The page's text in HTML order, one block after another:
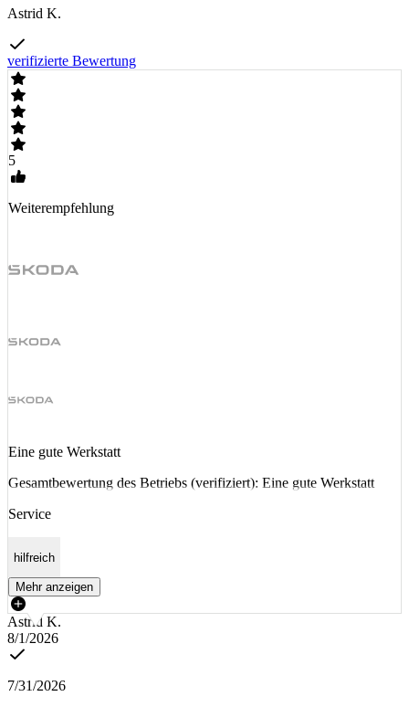
Astrid K.
verifizierte Bewertung
5
Weiterempfehlung
Eine gute Werkstatt
Gesamtbewertung des Betriebs (verifiziert): Eine gute Werkstatt
Service
hilfreich
Mehr anzeigen
Astrid K.
8/1/2026
7/31/2026